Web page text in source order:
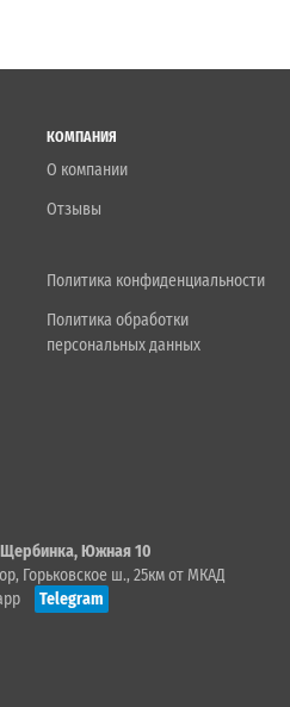
КОМПАНИЯ
О компании
Отзывы
Политика конфиденциальности
Политика обработки
персональных данных
Щербинка, Южная 10
Горьковское ш., 25км от МКАД
Telegram